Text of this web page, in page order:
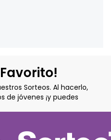
Sorteos. Al hacerlo,
de jóvenes ¡y puedes